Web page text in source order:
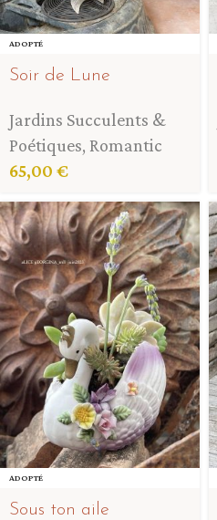
ADOPTÉ
Soir de Lune
Jardins Succulents &
Poétiques, Romantic
65,00 €
ADOPTÉ
Sous ton aile